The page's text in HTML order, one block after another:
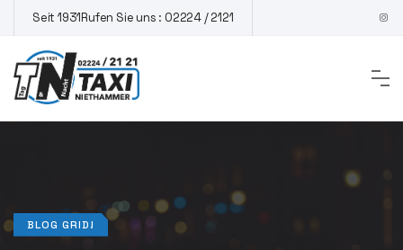
Seit 1931Rufen Sie uns : 02224 / 2121
BLOG GRID!